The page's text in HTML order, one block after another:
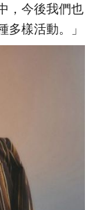
，今後我們也
樣活動。」